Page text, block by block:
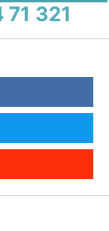
321